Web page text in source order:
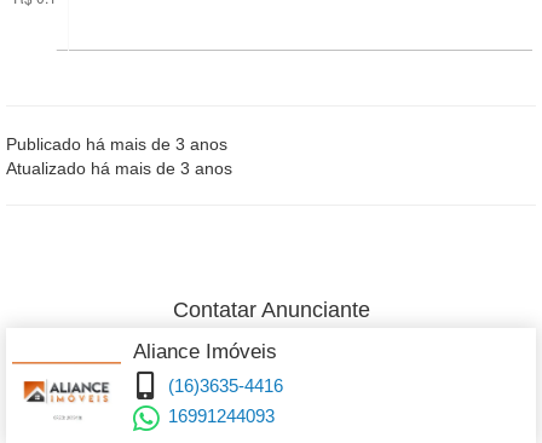
Publicado há mais de 3 anos
Atualizado há mais de 3 anos
Contatar Anunciante
Aliance Imóveis
(16)3635-4416
16991244093